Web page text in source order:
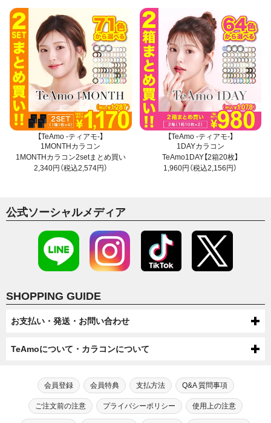
【TeAmo -ティアモ-】
1MONTHカラコン
1MONTHカラコン2setまとめ買い
2,340円（税込2,574円）
【TeAmo -ティアモ-】
1DAYカラコン
TeAmo1DAY【2箱20枚】
1,960円（税込2,156円）
公式ソーシャルメディア
SHOPPING GUIDE
お支払い・発送・お問い合わせ
お支払いについて
●ケータイでのお支払い
手数料：無料
●配送方法
宅配便（佐川急便・ヤマト運輸・ゆうパック）またはメール便（ゆうパケッ
ト/ネコポス）での配送をお選びいただけます。
※数量制限によりメール便での配送をお受けできない場合がございます。
送料について
宅配便（佐川急便・ヤマト運輸・ゆうパック）送料：全国一律550円（税込）
メール便（ゆうパケット/ネコポス）送料：全国送料無料
注文・返品について
TeAmoについて・カラコンについて
第一種医療機器販売業許可及び高度管理医療機器販売業許可を取得してい
ます。
高度管理医療機器等販売業許可証「6新保衛薬第189号」
芸能人・モデルが愛用！
TeAmoだけの度なし・度ありカラコン
会員登録 会員特典 支払方法 Q&A 質問事項
ご注文前の注意 プライバシーポリシー 使用上の注意